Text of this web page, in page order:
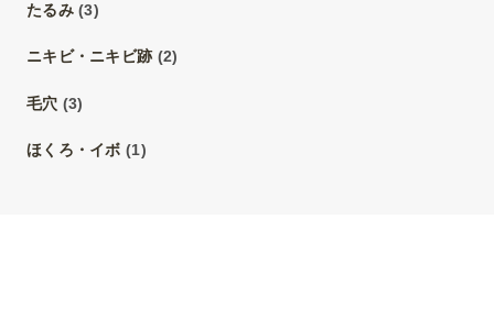
たるみ(3)
ニキビ・ニキビ跡(2)
毛穴 (3)
ほくろ・イボ (1)